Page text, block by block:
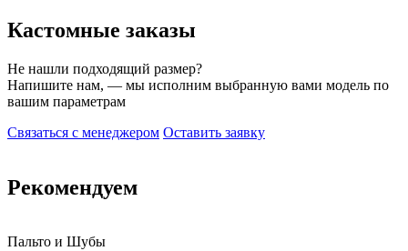
Кастомные заказы
Не нашли подходящий размер?
Напишите нам, — мы исполним выбранную вами модель по
вашим параметрам
Связаться с менеджером Оставить заявку
Рекомендуем
Пальто и Шубы